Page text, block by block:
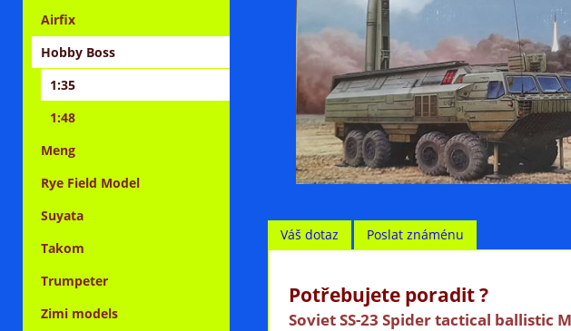
Váš dotaz Poslat známénu
Potřebujete poradit ?
Soviet SS-23 Spider tactical ballistic
Airfix
Hobby Boss
1:35
1:48
Meng
Rye Field Model
Suyata
Takom
Trumpeter
Zimi models